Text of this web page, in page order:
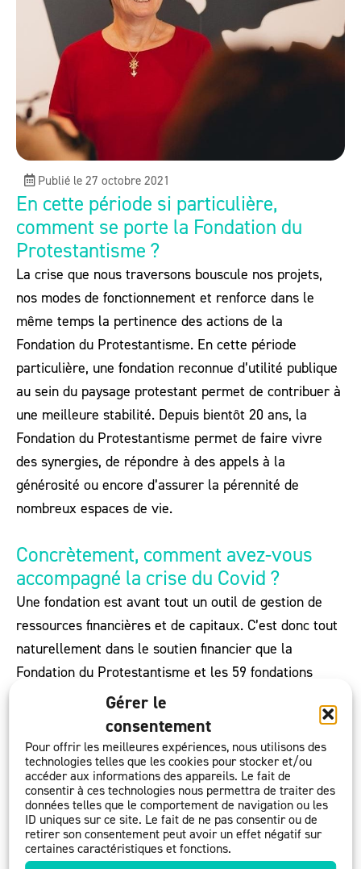
Gérer le
consentement
Pour offrir les meilleures expériences, nous utilisons des
technologies telles que les cookies pour stocker et/ou
accéder aux informations des appareils. Le fait de
consentir à ces technologies nous permettra de traiter des
données telles que le comportement de navigation ou les
ID uniques sur ce site. Le fait de ne pas consentir ou de
retirer son consentement peut avoir un effet négatif sur
certaines caractéristiques et fonctions.
Publié le 27 octobre 2021
En cette période si particulière,
comment se porte la Fondation du
Protestantisme ?
La crise que nous traversons bouscule nos projets,
nos modes de fonctionnement et renforce dans le
même temps la pertinence des actions de la
Fondation du Protestantisme. En cette période
particulière, une fondation reconnue d’utilité publique
au sein du paysage protestant permet de contribuer à
une meilleure stabilité. Depuis bientôt 20 ans, la
Fondation du Protestantisme permet de faire vivre
des synergies, de répondre à des appels à la
générosité ou encore d’assurer la pérennité de
nombreux espaces de vie.
Concrètement, comment avez-vous
accompagné la crise du Covid ?
Une fondation est avant tout un outil de gestion de
ressources financières et de capitaux. C’est donc tout
naturellement dans le soutien financier que la
Fondation du Protestantisme et les 59 fondations
abritées ont pu participer à la mobilisation collective
liée à la pandémie. Les fondations ont fait évoluer
leurs projets pour mieux répondre à l’urgence et ont
renforcé leur capacité de collecte pour augmenter le
financement des associations de terrain.
C’est au final plus de 350 associations accompagnées
en 2020 et un engagement total de 6,7 millions
d’euros. Nous avons su soutenir les collectifs qui font